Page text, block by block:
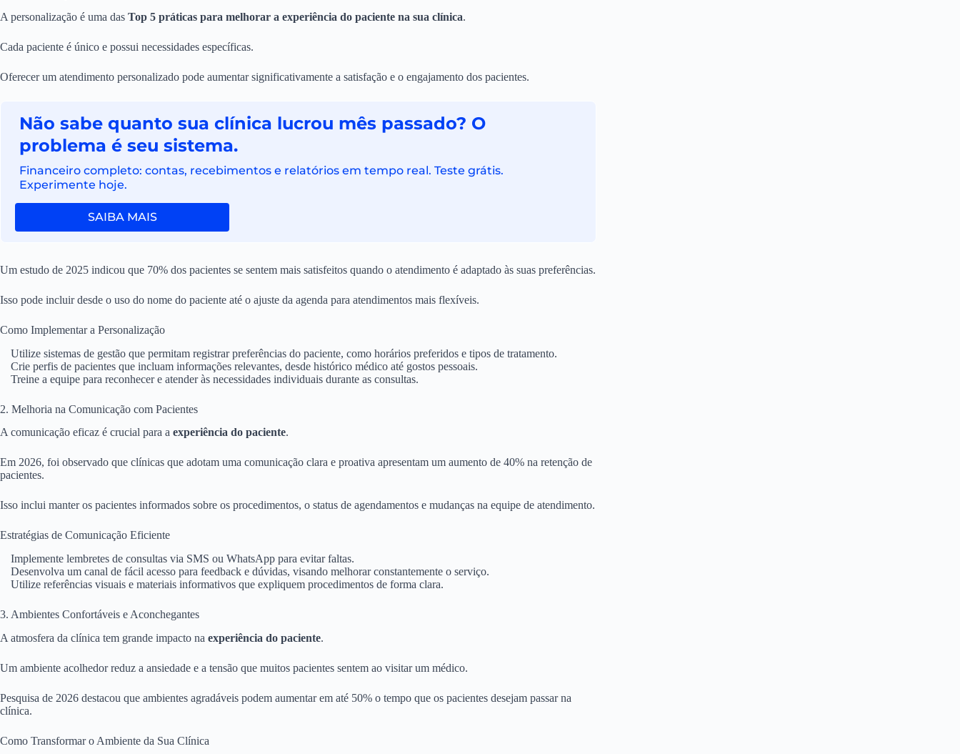
A personalização é uma das Top 5 práticas para melhorar a experiência do paciente na sua clínica.
Cada paciente é único e possui necessidades específicas.
Oferecer um atendimento personalizado pode aumentar significativamente a satisfação e o engajamento dos pacientes.
Não sabe quanto sua clínica lucrou mês passado? O
problema é seu sistema.
Financeiro completo: contas, recebimentos e relatórios em tempo real. Teste grátis.
Experimente hoje.
SAIBA MAIS
Um estudo de 2025 indicou que 70% dos pacientes se sentem mais satisfeitos quando o atendimento é adaptado às suas preferências.
Isso pode incluir desde o uso do nome do paciente até o ajuste da agenda para atendimentos mais flexíveis.
Como Implementar a Personalização
Utilize sistemas de gestão que permitam registrar preferências do paciente, como horários preferidos e tipos de tratamento.
Crie perfis de pacientes que incluam informações relevantes, desde histórico médico até gostos pessoais.
Treine a equipe para reconhecer e atender às necessidades individuais durante as consultas.
2. Melhoria na Comunicação com Pacientes
A comunicação eficaz é crucial para a experiência do paciente.
Em 2026, foi observado que clínicas que adotam uma comunicação clara e proativa apresentam um aumento de 40% na retenção de
pacientes.
Isso inclui manter os pacientes informados sobre os procedimentos, o status de agendamentos e mudanças na equipe de atendimento.
Estratégias de Comunicação Eficiente
Implemente lembretes de consultas via SMS ou WhatsApp para evitar faltas.
Desenvolva um canal de fácil acesso para feedback e dúvidas, visando melhorar constantemente o serviço.
Utilize referências visuais e materiais informativos que expliquem procedimentos de forma clara.
3. Ambientes Confortáveis e Aconchegantes
A atmosfera da clínica tem grande impacto na experiência do paciente.
Um ambiente acolhedor reduz a ansiedade e a tensão que muitos pacientes sentem ao visitar um médico.
Pesquisa de 2026 destacou que ambientes agradáveis podem aumentar em até 50% o tempo que os pacientes desejam passar na
clínica.
Como Transformar o Ambiente da Sua Clínica